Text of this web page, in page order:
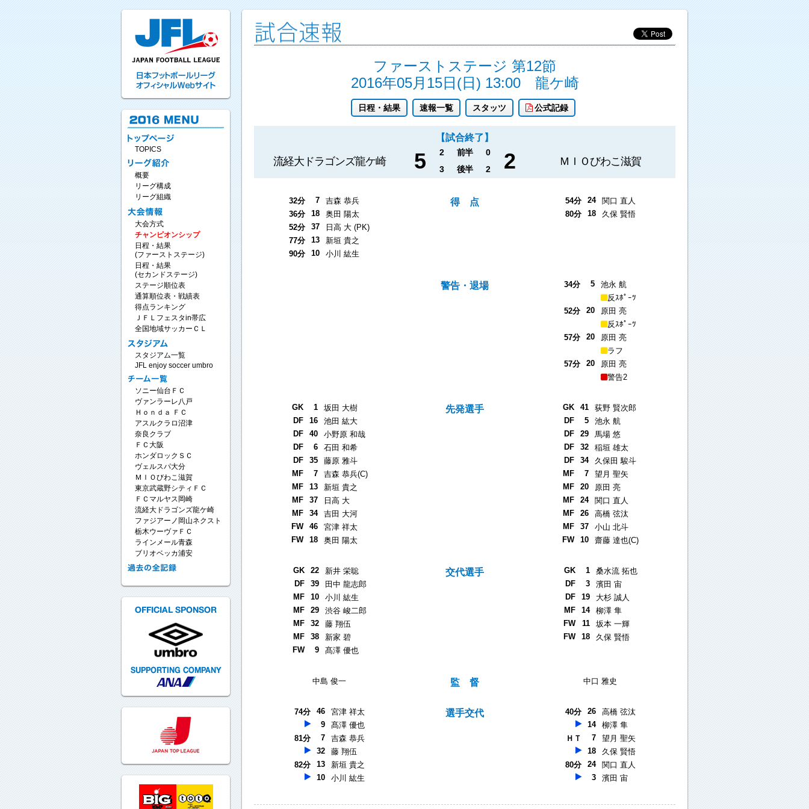
ファーストステージ 第12節
2016年05月15日(日) 13:00
龍ケ崎
日程・結果 速報一覧 スタッツ 公式記録
【試合終了】
流経大ドラゴンズ龍ケ崎 5 2 前半 0 2 ＭＩＯびわこ滋賀
3 後半 2
得 点
32分 7
吉森 恭兵
36分
18
奥田 陽太
52分
37
日高 大 (PK)
77分
13
新垣 貴之
90分
10 小川 紘生
54分 24
関口 直人
80分
18 久保 賢悟
警告・退場 34分 5
池永 航
反ｽﾎﾟｰﾂ
52分
20
原田 亮
反ｽﾎﾟｰﾂ
57分
20
原田 亮
ラフ
57分
20
原田 亮
警告2
先発選手
GK 1
坂田 大樹
DF
16
池田 紘大
DF
40
小野原 和哉
DF
6
石田 和希
DF
35
藤原 雅斗
MF
7
吉森 恭兵(C)
MF
13
新垣 貴之
MF
37
日高 大
MF
34
吉田 大河
FW
46
宮津 祥太
FW
18 奥田 陽太
GK 41
荻野 賢次郎
DF
5
池永 航
DF
29
馬場 悠
DF
32
稲垣 雄太
DF
34
久保田 駿斗
MF
7
望月 聖矢
MF
20
原田 亮
MF
24
関口 直人
MF
26
高橋 弦汰
MF
37
小山 北斗
FW
10 齋藤 達也(C)
交代選手
GK 22
新井 栄聡
DF
39
田中 龍志郎
MF
10
小川 紘生
MF
29
渋谷 峻二郎
MF
32
藤 翔伍
MF
38
新家 碧
FW
9 髙澤 優也
GK 1
桑水流 拓也
DF
3
濱田 宙
DF
19
大杉 誠人
MF
14
柳澤 隼
FW
11
坂本 一輝
FW
18 久保 賢悟
監 督
中島 俊一 中口 雅史
選手交代
74分 46
宮津 祥太
9
髙澤 優也
81分
7
吉森 恭兵
32
藤 翔伍
82分
13
新垣 貴之
10
小川 紘生
40分 26
高橋 弦汰
14
柳澤 隼
ＨＴ
7
望月 聖矢
18
久保 賢悟
80分
24
関口 直人
3
濱田 宙
TOPICS
概要
リーグ構成
リーグ組織
大会方式
チャンピオンシップ
日程・結果
(ファーストステージ)
日程・結果
(セカンドステージ)
ステージ順位表
通算順位表・戦績表
得点ランキング
ＪＦＬフェスタin帯広
全国地域サッカーＣＬ
スタジアム一覧
JFL enjoy soccer umbro
ソニー仙台ＦＣ
ヴァンラーレ八戸
Ｈｏｎｄａ ＦＣ
アスルクラロ沼津
奈良クラブ
ＦＣ大阪
ホンダロックＳＣ
ヴェルスパ大分
ＭＩＯびわこ滋賀
東京武蔵野シティＦＣ
ＦＣマルヤス岡崎
流経大ドラゴンズ龍ケ崎
ファジアーノ岡山ネクスト
栃木ウーヴァＦＣ
ラインメール青森
ブリオベッカ浦安